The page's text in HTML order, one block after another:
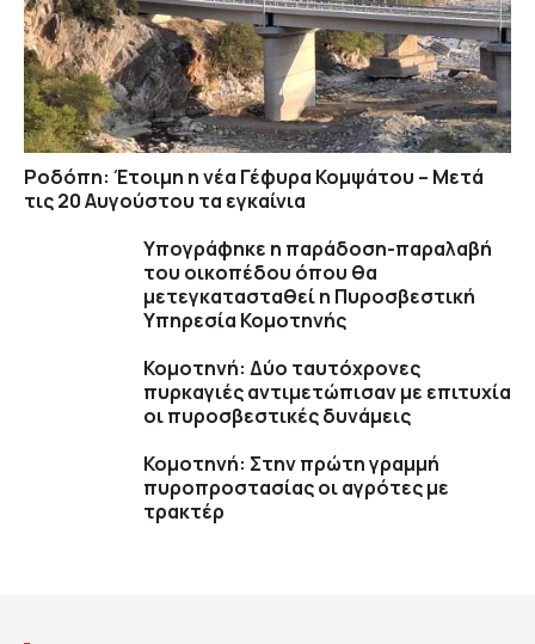
Ροδόπη: Έτοιμη η νέα Γέφυρα Κομψάτου – Μετά
τις 20 Αυγούστου τα εγκαίνια
Υπογράφηκε η παράδοση-παραλαβή
του οικοπέδου όπου θα
μετεγκατασταθεί η Πυροσβεστική
Υπηρεσία Κομοτηνής
Κομοτηνή: Δύο ταυτόχρονες
πυρκαγιές αντιμετώπισαν με επιτυχία
οι πυροσβεστικές δυνάμεις
Κομοτηνή: Στην πρώτη γραμμή
πυροπροστασίας οι αγρότες με
τρακτέρ